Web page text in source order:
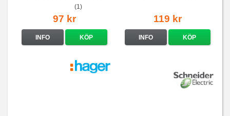
(1)
97 kr
INFO KÖP
119 kr
INFO KÖP